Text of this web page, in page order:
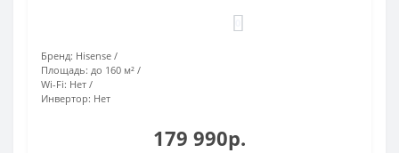
Бренд: Hisense
Площадь: до 160 м²
Wi-Fi: Нет
Инвертор: Нет
179 990р.